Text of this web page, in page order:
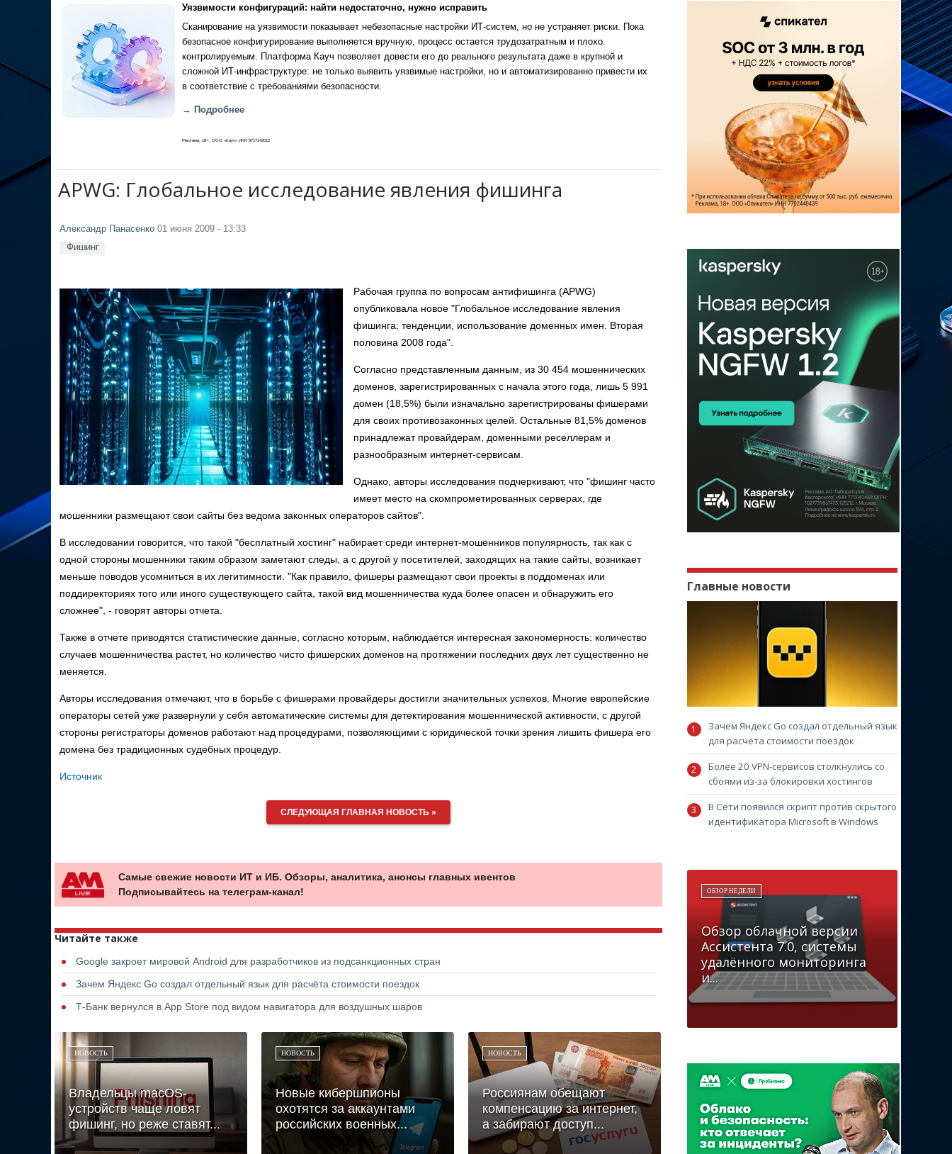
Уязвимости конфигураций: найти недостаточно, нужно исправить
Сканирование на уязвимости показывает небезопасные настройки ИТ-систем, но не устраняет риски. Пока
безопасное конфигурирование выполняется вручную, процесс остается трудозатратным и плохо
контролируемым. Платформа Кауч позволяет довести его до реального результата даже в крупной и
сложной ИТ-инфраструктуре: не только выявить уязвимые настройки, но и автоматизированно привести их
в соответствие с требованиями безопасности.
→ Подробнее
Реклама, 18+. ООО «Кауч» ИНН 9717142012
APWG: Глобальное исследование явления фишинга
Александр Панасенко 01 июня 2009 - 13:33
Фишинг
Рабочая группа по вопросам антифишинга (APWG)
опубликовала новое "Глобальное исследование явления
фишинга: тенденции, использование доменных имен. Вторая
половина 2008 года".
Согласно представленным данным, из 30 454 мошеннических
доменов, зарегистрированных с начала этого года, лишь 5 991
домен (18,5%) были изначально зарегистрированы фишерами
для своих противозаконных целей. Остальные 81,5% доменов
принадлежат провайдерам, доменными реселлерам и
разнообразным интернет-сервисам.
Однако, авторы исследования подчеркивают, что "фишинг часто
имеет место на скомпрометированных серверах, где
мошенники размещают свои сайты без ведома законных операторов сайтов".
В исследовании говорится, что такой "бесплатный хостинг" набирает среди интернет-мошенников популярность, так как с
одной стороны мошенники таким образом заметают следы, а с другой у посетителей, заходящих на такие сайты, возникает
меньше поводов усомниться в их легитимности. "Как правило, фишеры размещают свои проекты в поддоменах или
поддиректориях того или иного существующего сайта, такой вид мошенничества куда более опасен и обнаружить его
сложнее", - говорят авторы отчета.
Также в отчете приводятся статистические данные, согласно которым, наблюдается интересная закономерность: количество
случаев мошенничества растет, но количество чисто фишерских доменов на протяжении последних двух лет существенно не
меняется.
Авторы исследования отмечают, что в борьбе с фишерами провайдеры достигли значительных успехов. Многие европейские
операторы сетей уже развернули у себя автоматические системы для детектирования мошеннической активности, с другой
стороны регистраторы доменов работают над процедурами, позволяющими с юридической точки зрения лишить фишера его
домена без традиционных судебных процедур.
Источник
СЛЕДУЮЩАЯ ГЛАВНАЯ НОВОСТЬ »
Самые свежие новости ИТ и ИБ. Обзоры, аналитика, анонсы главных ивентов
Подписывайтесь на телеграм-канал!
Читайте также
Google закроет мировой Android для разработчиков из подсанкционных стран
Зачем Яндекс Go создал отдельный язык для расчёта стоимости поездок
Т-Банк вернулся в App Store под видом навигатора для воздушных шаров
НОВОСТЬ
Владельцы macOS-
устройств чаще ловят
фишинг, но реже ставят...
НОВОСТЬ
Новые кибершпионы
охотятся за аккаунтами
российских военных...
НОВОСТЬ
Россиянам обещают
компенсацию за интернет,
а забирают доступ...
Главные новости
Зачем Яндекс Go создал отдельный язык
для расчёта стоимости поездок
Более 20 VPN-сервисов столкнулись со
сбоями из-за блокировки хостингов
В Сети появился скрипт против скрытого
идентификатора Microsoft в Windows
ОБЗОР НЕДЕЛИ
Обзор облачной версии
Ассистента 7.0, системы
удалённого мониторинга
и...